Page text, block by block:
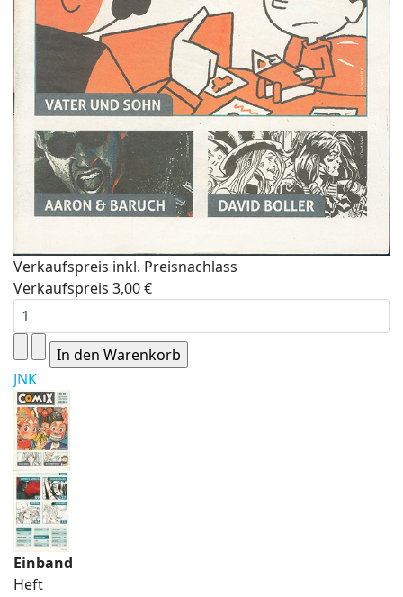
Verkaufspreis inkl. Preisnachlass
Verkaufspreis 3,00 €
JNK
Einband
Heft